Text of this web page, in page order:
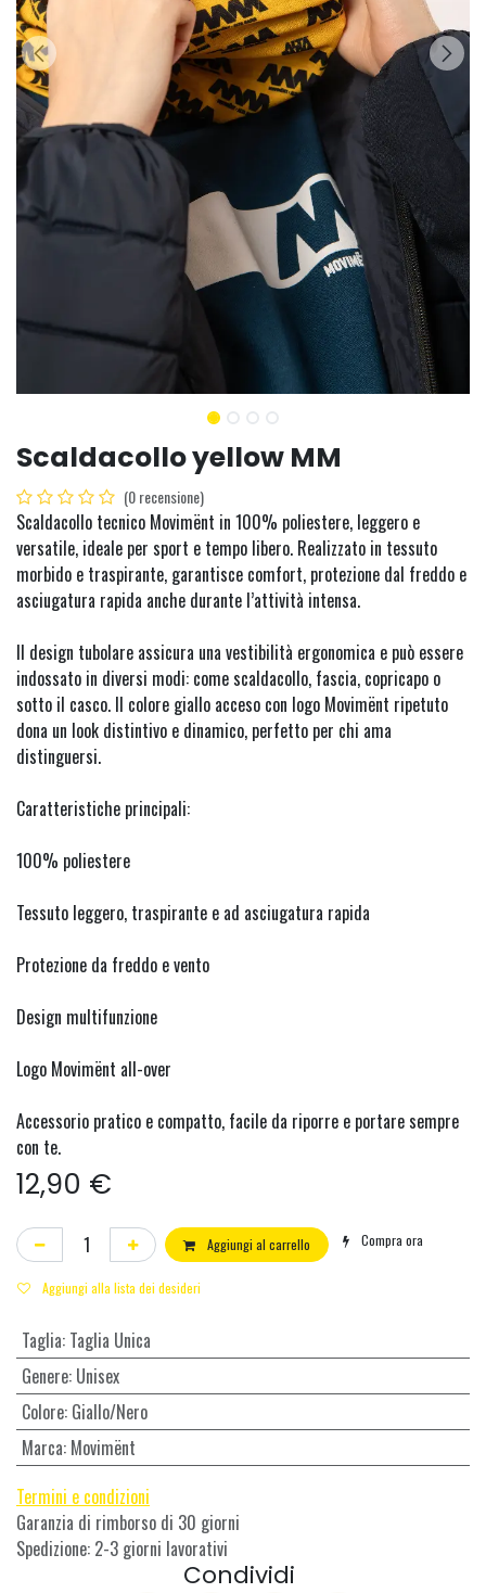
Scaldacollo yellow MM
(0 recensione)
Scaldacollo tecnico Movimënt in 100% poliestere, leggero e
versatile, ideale per sport e tempo libero. Realizzato in tessuto
morbido e traspirante, garantisce comfort, protezione dal freddo e
asciugatura rapida anche durante l’attività intensa.
Il design tubolare assicura una vestibilità ergonomica e può essere
indossato in diversi modi: come scaldacollo, fascia, copricapo o
sotto il casco. Il colore giallo acceso con logo Movimënt ripetuto
dona un look distintivo e dinamico, perfetto per chi ama
distinguersi.
Caratteristiche principali:
100% poliestere
Tessuto leggero, traspirante e ad asciugatura rapida
Protezione da freddo e vento
Design multifunzione
Logo Movimënt all-over
Accessorio pratico e compatto, facile da riporre e portare sempre
con te.
12,90 €
Aggiungi al carrello Compra ora
Aggiungi alla lista dei desideri
Taglia: Taglia Unica
Genere: Unisex
Colore: Giallo/Nero
Marca: Movimënt
Termini e condizioni
Garanzia di rimborso di 30 giorni
Spedizione: 2-3 giorni lavorativi
Condividi